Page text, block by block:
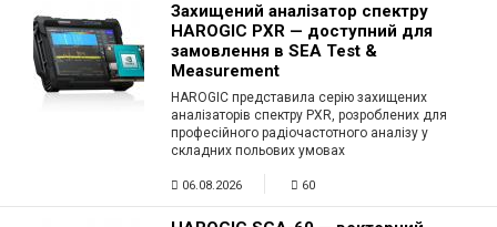
Компанія
Каталог
Виробництво
Послуги
Захищений аналізатор спектру
HAROGIC PXR — доступний для
замовлення в SEA Test &
Measurement
HAROGIC представила серію захищених
аналізаторів спектру PXR, розроблених для
професійного радіочастотного аналізу у
складних польових умовах
06.08.2026 60